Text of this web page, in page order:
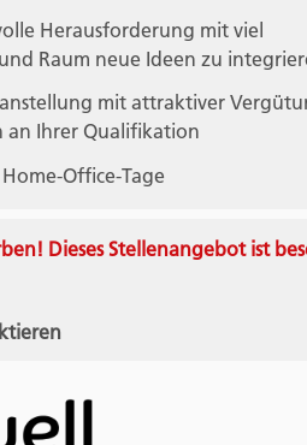
Herausforderung mit viel
Raum neue Ideen zu
mit attraktiver
an Ihrer Qualifikation
Office-Tage
Dieses Stellenangebot ist